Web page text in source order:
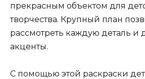
прекрасным объектом для
творчества. Крупный план
рассмотреть каждую деталь и
акценты.
С помощью этой раскраски